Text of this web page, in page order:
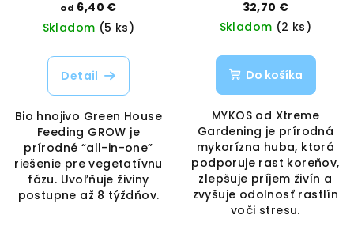
Vaporama
od 6,40 €
Skladom (5 ks)
Detail
Bio hnojivo Green House
Feeding GROW je
prírodné “all-in-one”
riešenie pre vegetatívnu
fázu. Uvoľňuje živiny
postupne až 8 týždňov.
32,70 €
Skladom (2 ks)
Do košíka
MYKOS od Xtreme
Gardening je prírodná
mykorízna huba, ktorá
podporuje rast koreňov,
zlepšuje príjem živín a
zvyšuje odolnosť rastlín
voči stresu.